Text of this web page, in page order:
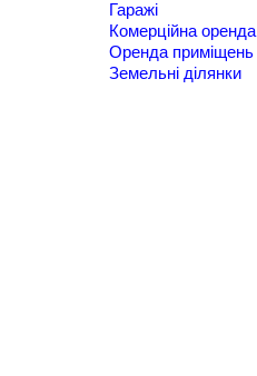
Гаражі
Комерційна оренда
Оренда приміщень
Земельні ділянки